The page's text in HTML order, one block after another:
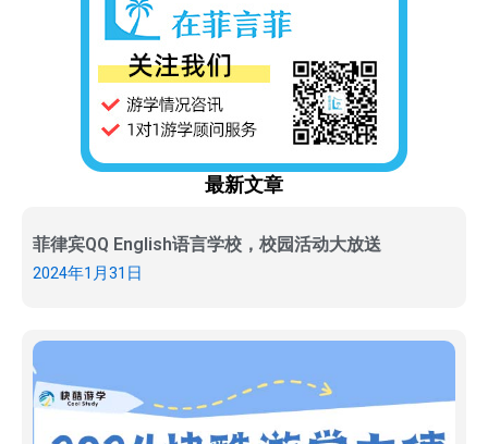
最新文章
菲律宾QQ English语言学校，校园活动大放送
2024年1月31日